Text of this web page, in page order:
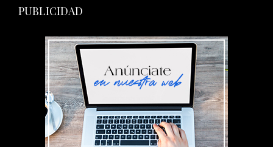
PUBLICIDAD